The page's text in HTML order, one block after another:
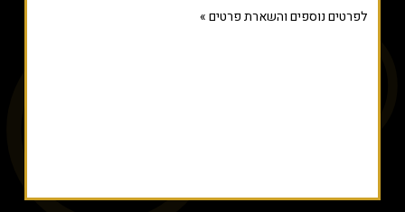
לפרטים נוספים והשארת פרטים »